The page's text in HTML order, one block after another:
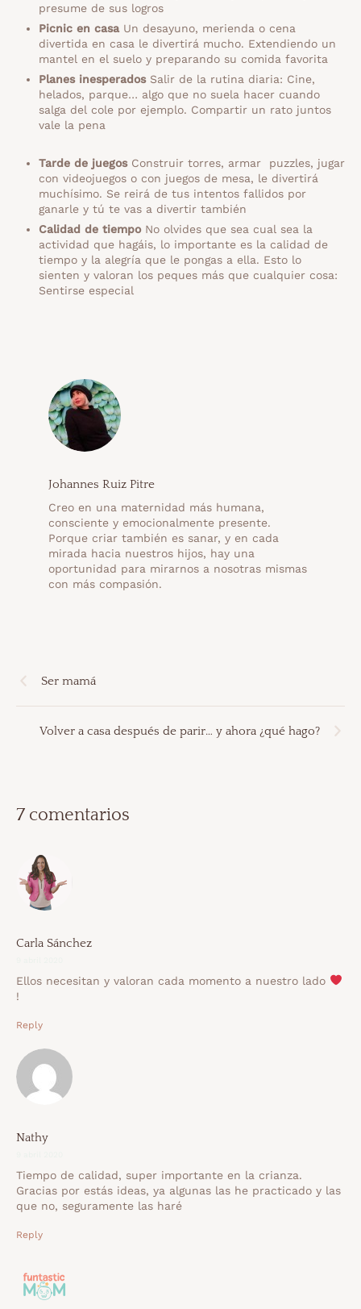
presume de sus logros
Picnic en casa Un desayuno, merienda o cena
divertida en casa le divertirá mucho. Extendiendo un
mantel en el suelo y preparando su comida favorita
Planes inesperados Salir de la rutina diaria: Cine,
helados, parque… algo que no suela hacer cuando
salga del cole por ejemplo. Compartir un rato juntos
vale la pena
Tarde de juegos Construir torres, armar puzzles, jugar
con videojuegos o con juegos de mesa, le divertirá
muchísimo. Se reirá de tus intentos fallidos por
ganarle y tú te vas a divertir también
Calidad de tiempoNo olvides que sea cual sea la
actividad que hagáis, lo importante es la calidad de
tiempo y la alegría que le pongas a ella. Esto lo
sienten y valoran los peques más que cualquier cosa:
Sentirse especial
Johannes Ruiz Pitre
Creo en una maternidad más humana,
consciente y emocionalmente presente.
Porque criar también es sanar, y en cada
mirada hacia nuestros hijos, hay una
oportunidad para mirarnos a nosotras mismas
con más compasión.
Ser mamá
Volver a casa después de parir… y ahora ¿qué hago?
7 comentarios
Carla Sánchez
Ellos necesitan y valoran cada momento a nuestro lado
!
Reply
Nathy
Tiempo de calidad, super importante en la crianza.
Gracias por estás ideas, ya algunas las he practicado y las
que no, seguramente las haré
Reply